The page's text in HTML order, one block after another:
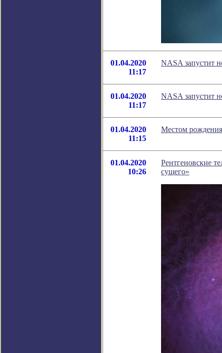
01.04.2020
11:17
NASA запустит
01.04.2020
11:17
NASA запустит
01.04.2020
11:15
Местом рождения
01.04.2020
10:26
Рентгеновские
сущего»